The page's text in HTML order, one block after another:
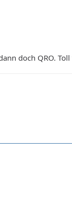
doch QRO. Toll